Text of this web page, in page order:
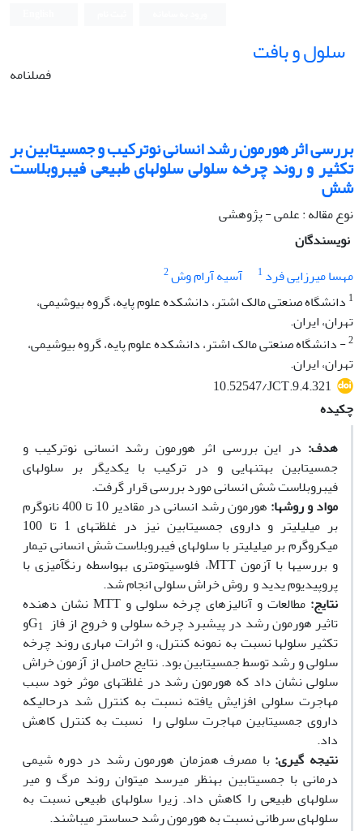
سلول و بافت
فصلنامه
بررسی اثر هورمون رشد انسانی نوترکیب و جمسیتابین بر
تکثیر و روند چرخه سلولی سلول‫های طبیعی فیبروبلاست
شش
نوع مقاله : علمی - پژوهشی
نویسندگان
مهسا میرزایی فرد 1 آسیه آرام وش2
1 دانشگاه صنعتی مالک اشتر، دانشکده علوم پایه، گروه بیوشیمی،
تهران، ایران.
2- دانشگاه صنعتی مالک اشتر، دانشکده علوم پایه، گروه بیوشیمی،
تهران، ایران.
10.52547/JCT.9.4.321
چکیده
هدف: در این بررسی اثر هورمون رشد انسانی نوترکیب و
جمسیتابین به‏تنهایی و در ترکیب با یکدیگر بر سلول‫های
فیبروبلاست شش انسانی مورد بررسی قرار گرفت.
مواد و روشها:
هورمون رشد انسانی در مقادیر 10 تا 400 نانوگرم
بر میلی‫لیتر و داروی جمسیتابین نیز در غلظت‏های 1 تا 100
میکروگرم بر میلی‫لیتر با سلول‏های فیبروبلاست شش انسانی تیمار
و بررسی‏ها با آزمون MTT، فلوسیتومتری به‏واسطه رنگ‫آمیزی با
پروپیدیوم یدید و روش خراش سلولی انجام شد.
نتایج:
مطالعات و آنالیزهای چرخه سلولی و MTT نشان دهنده
تاثیر هورمون رشد در پیشبرد چرخه سلولی و خروج از فاز G 1 و
تکثیر سلول‫ها نسبت به نمونه کنترل، و اثرات مهاری روند چرخه
سلولی و رشد توسط جمسیتابین بود. نتایج حاصل از آزمون خراش
سلولی نشان داد که هورمون رشد در غلظت‏های موثر خود سبب
مهاجرت سلولی افزایش یافته نسبت به کنترل شد درحالی‫که
داروی جمسیتابین مهاجرت سلولی را نسبت به کنترل کاهش
داد.
نتیجه گیری:
با مصرف هم‫زمان هورمون رشد در دوره شیمی
درمانی با جمسیتابین به‏نظر می‏رسد می‏توان روند مرگ و میر
سلول‫های طبیعی را کاهش داد. زیرا سلول‫های طبیعی نسبت به
سلول‫های سرطانی نسبت به هورمون رشد حساس‏تر می‏باشند.